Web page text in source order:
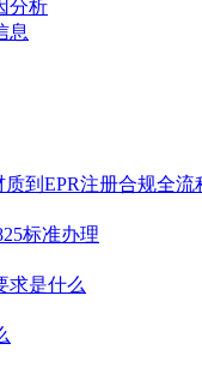
分析
息
到EPR注册合规全流
标准办理
求是什么